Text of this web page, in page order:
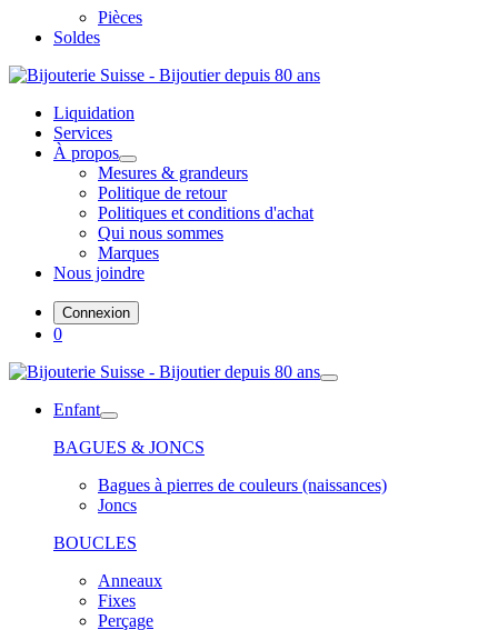
Pièces
Soldes
Liquidation
Services
À propos
Mesures & grandeurs
Politique de retour
Politiques et conditions d'achat
Qui nous sommes
Marques
Nous joindre
Connexion
0
Enfant
BAGUES & JONCS
Bagues à pierres de couleurs (naissances)
Joncs
BOUCLES
Anneaux
Fixes
Perçage